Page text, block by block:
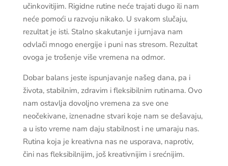
učinkovitijim. Rigidne rutine neće trajati dugo ili nam
neće pomoći u razvoju nikako. U svakom slučaju,
rezultat je isti. Stalno skakutanje i jurnjava nam
odvlači mnogo energije i puni nas stresom. Rezultat
ovoga je trošenje više vremena na odmor.
Dobar balans jeste ispunjavanje našeg dana, pa i
života, stabilnim, zdravim i fleksibilnim rutinama. Ovo
nam ostavlja dovoljno vremena za sve one
neočekivane, iznenadne stvari koje nam se dešavaju,
a u isto vreme nam daju stabilnost i ne umaraju nas.
Rutina koja je kreativna nas ne usporava, naprotiv,
čini nas fleksibilnijim, još kreativnijim i srećnijim.